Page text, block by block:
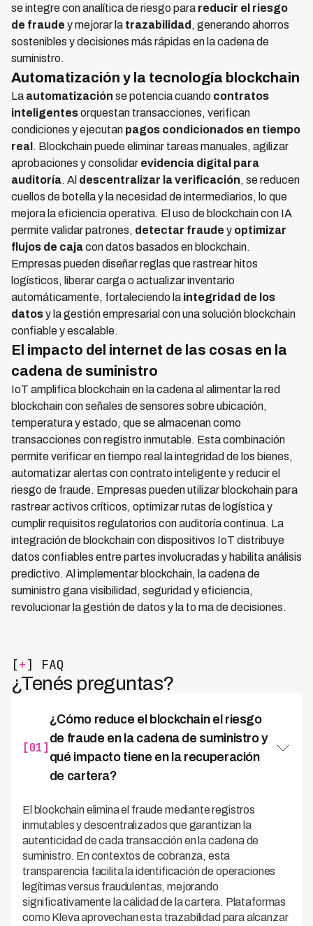
se integre con analítica de riesgo para reducir el riesgo
de fraude y mejorar la trazabilidad , generando ahorros
sostenibles y decisiones más rápidas en la cadena de
suministro.
Automatización y la tecnología blockchain
La automatización se potencia cuando contratos
inteligentesorquestan transacciones, verifican
condiciones y ejecutan pagos condicionados en tiempo
real . Blockchain puede eliminar tareas manuales, agilizar
aprobaciones y consolidar evidencia digital para
auditoría. Al descentralizar la verificación, se reducen
cuellos de botella y la necesidad de intermediarios, lo que
mejora la eficiencia operativa. El uso de blockchain con IA
permite validar patrones, detectar fraude y optimizar
flujos de cajacon datos basados en blockchain.
Empresas pueden diseñar reglas que rastrear hitos
logísticos, liberar carga o actualizar inventario
automáticamente, fortaleciendo la integridad de los
datosy la gestión empresarial con una solución blockchain
confiable y escalable.
El impacto del internet de las cosas en la
cadena de suministro
IoT amplifica blockchain en la cadena al alimentar la red
blockchain con señales de sensores sobre ubicación,
temperatura y estado, que se almacenan como
transacciones con registro inmutable. Esta combinación
permite verificar en tiempo real la integridad de los bienes,
automatizar alertas con contrato inteligente y reducir el
riesgo de fraude. Empresas pueden utilizar blockchain para
rastrear activos críticos, optimizar rutas de logística y
cumplir requisitos regulatorios con auditoría continua. La
integración de blockchain con dispositivos IoT distribuye
datos confiables entre partes involucradas y habilita análisis
predictivo. Al implementar blockchain, la cadena de
suministro gana visibilidad, seguridad y eficiencia,
revolucionar la gestión de datos y la to ma de decisiones.
[+] FAQ
¿Tenés preguntas?
[01]
¿Cómo reduce el blockchain el riesgo
de fraude en la cadena de suministro y
qué impacto tiene en la recuperación
de cartera?
El blockchain elimina el fraude mediante registros
inmutables y descentralizados que garantizan la
autenticidad de cada transacción en la cadena de
suministro. En contextos de cobranza, esta
transparencia facilita la identificación de operaciones
legítimas versus fraudulentas, mejorando
significativamente la calidad de la cartera. Plataformas
como Kleva aprovechan esta trazabilidad para alcanzar